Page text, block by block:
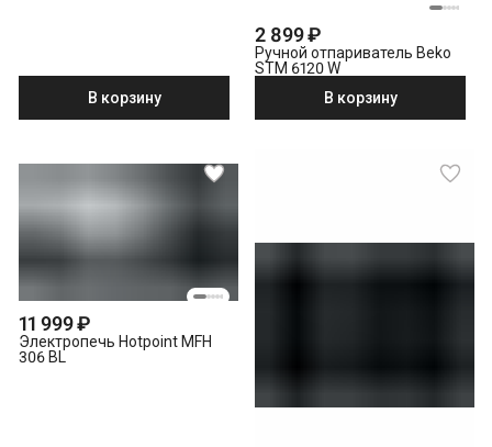
В корзину
2 899 ₽
Ручной отпариватель Beko
STM 6120 W
В корзину
11 999 ₽
Электропечь Hotpoint MFH
306 BL